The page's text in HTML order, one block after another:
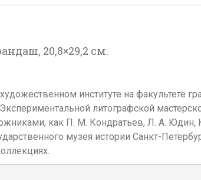
20,8×29,2 см.
институте на факультете
литографской
как П. М. Кондратьев, Л. А.
музея истории Санкт-